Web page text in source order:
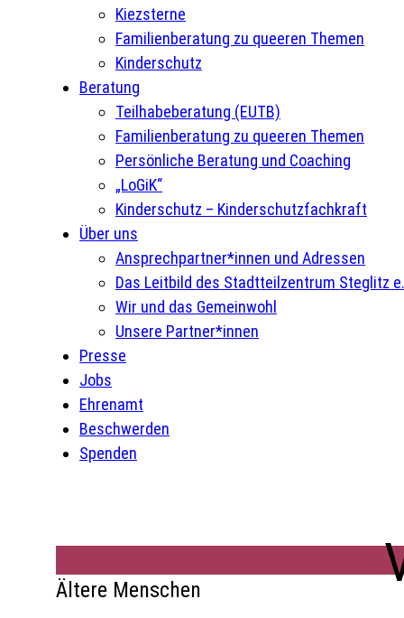
Kiezsterne
Familienberatung zu queeren Themen
Kinderschutz
Beratung
Teilhabeberatung (EUTB)
Familienberatung zu queeren Themen
Persönliche Beratung und Coaching
„LoGiK“
Kinderschutz – Kinderschutzfachkraft
Über uns
Ansprechpartner*innen und Adressen
Das Leitbild des Stadtteilzentrum Steglitz
Wir und das Gemeinwohl
Unsere Partner*innen
Presse
Jobs
Ehrenamt
Beschwerden
Spenden
Ältere Menschen